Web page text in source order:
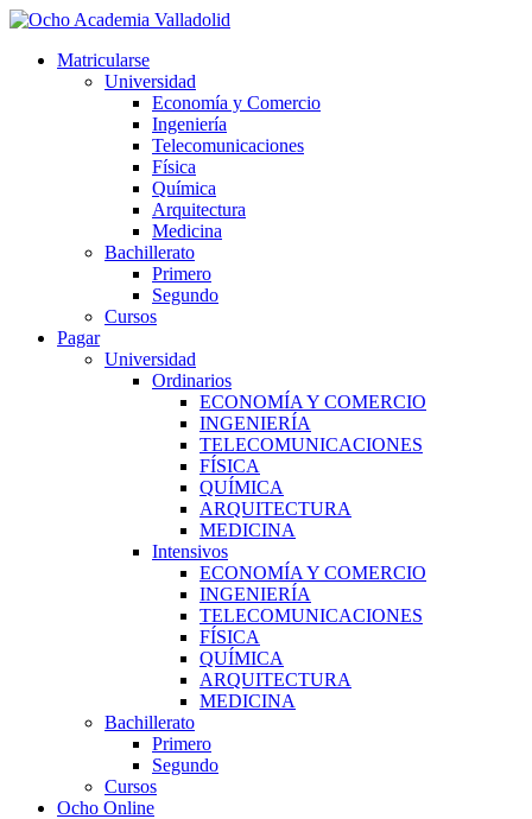
Ir
contenidoMatricularse
Universidad
Economía y Comercio
Ingeniería
Telecomunicaciones
Física
Química
Arquitectura
Medicina
Bachillerato
Primero
Segundo
Cursos
Pagar
Universidad
Ordinarios
ECONOMÍA Y COMERCIO
INGENIERÍA
TELECOMUNICACIONES
FÍSICA
QUÍMICA
ARQUITECTURA
MEDICINA
Intensivos
ECONOMÍA Y COMERCIO
INGENIERÍA
TELECOMUNICACIONES
FÍSICA
QUÍMICA
ARQUITECTURA
MEDICINA
Bachillerato
Primero
Segundo
Cursos
Ocho Online